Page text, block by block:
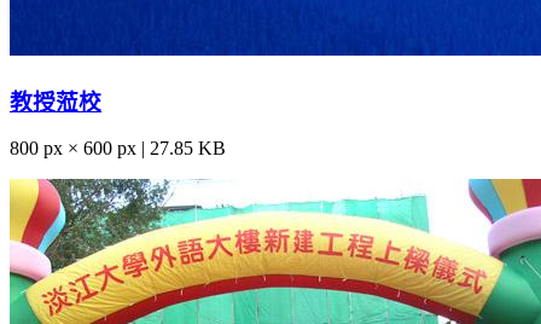
教授蒞校
800 px × 600 px | 27.85 KB